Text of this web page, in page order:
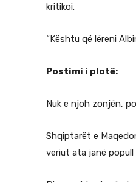
kritikoi.
“Kështu që lëreni
Postimi i plotë:
Nuk e njoh zonjën,
Shqiptarët e
veriut ata janë